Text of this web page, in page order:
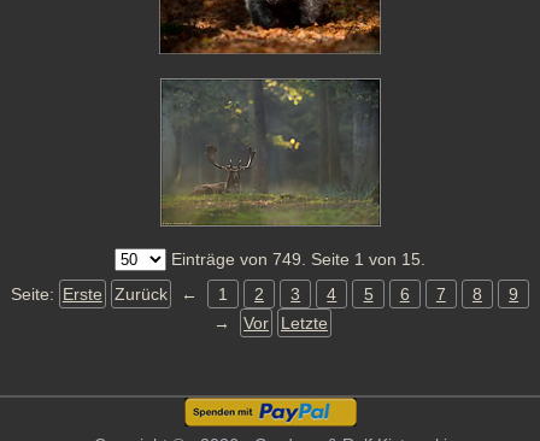
Einträge von 749. Seite 1 von 15.
Seite: Erste Zurück ← 1 2 3 4 5 6 7 8
9
→
Vor Letzte